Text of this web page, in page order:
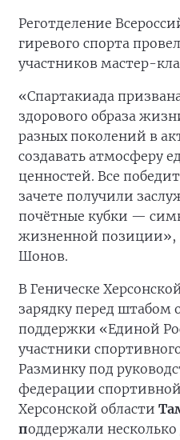
Реготделение
гиревого спорта
участников мастер-
«Спартакиада
здорового образа
разных поколений в
создавать атмосферу
ценностей. Все
зачете получили
почётные кубки —
жизненной позиции»,
Шонов.
В Геническе
зарядку перед штабом
поддержки «Единой
участники
Разминку под
федерации
Херсонской области
поддержали